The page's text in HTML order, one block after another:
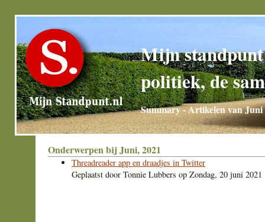
Mijn
politiek, de
Summary - Artikelen van Juni
Onderwerpen bij Juni, 2021
Threadreader app en draadjes in Twitter
Geplaatst door Tonnie Lubbers op Zondag, 20 juni 2021